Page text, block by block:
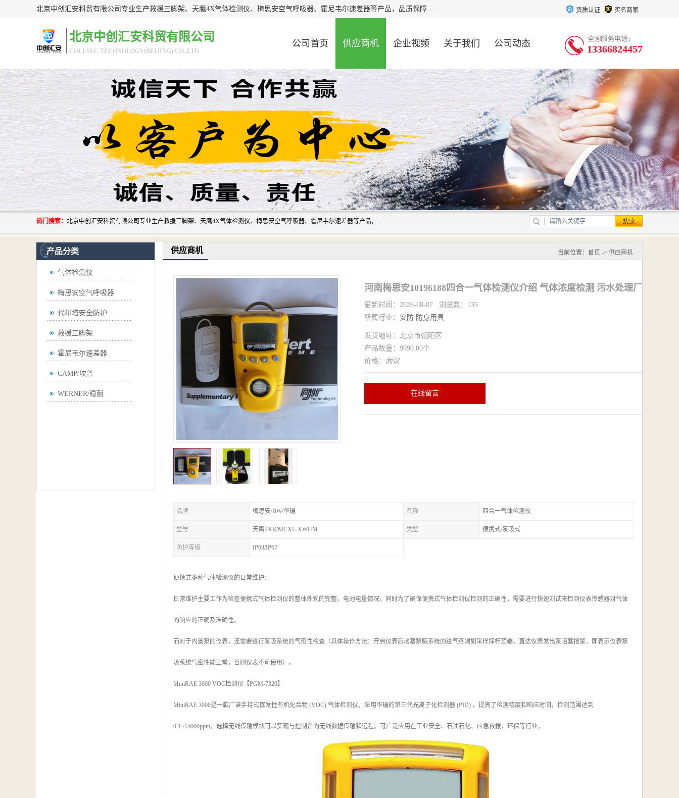
北京中创汇安科贸有限公司专业生产救援三脚架、天鹰4X气体检测仪、梅思安空气呼吸器、霍尼韦尔速差器等产品，品质保障，价格合理，欢迎在线致电咨询。 资质认证 实名商家
北京中创汇安科贸有限公司
COLLSEC TECHNOLOGY(BEIJING) CO.,LTD
公司首页 供应商机 企业视频 关于我们 公司动态 13366824457
热门搜索： 北京中创汇安科贸有限公司专业生产救援三脚架、天鹰4X气体检测仪、梅思安空气呼吸器、霍尼韦尔速差器等产品，品质保障，价格合理，欢迎在线致电咨询。
产品分类
气体检测仪
梅思安空气呼吸器
代尔塔安全防护
救援三脚架
霍尼韦尔速差器
CAMP/坎普
WERNER/稳耐
供应商机 当前位置： 首页 -> 供应商机
河南梅思安10196188四合一气体检测仪介绍 气体浓度检测 污水处理厂
更新时间：2026-08-07 浏览数：135
所属行业： 安防 防身用具
发货地址：北京市朝阳区
产品数量：9999.00个
价格： 面议
在线留言
品牌 梅思安/BW/华瑞 名称 四合一气体检测仪
型号 天鹰4XR/MCXL-XWHM 类型 便携式/泵吸式
防护等级 IP68/IP67
便携式多种气体检测仪的日常维护：
日常维护主要工作为检查便携式气体检测仪的整体外观的完整，电池电量情况。同时为了确保便携式气体检测仪检测的正确性，需要进行快速测试来检测仪表传感器对气体
的响应的正确及准确性。
而对于内置泵的仪表，还需要进行泵吸系统的气密性检查（具体操作方法：开启仪表后堵塞泵吸系统的进气终端如采样探杆顶端，直达仪表发出泵阻塞报警，即表示仪表泵
吸系统气密性能正常，否则仪表不可使用）。
MiniRAE 3000 VOC检测仪【PGM-7320】
MiniRAE 3000是一款广谱手持式挥发性有机化合物 (VOC) 气体检测仪，采用华瑞的第三代光离子化检测器 (PID) ，提高了检测精度和响应时间，检测范围达到
0.1~15000ppm，选择无线传输模块可以实现与控制台的无线数据传输和远程。可广泛应用在工业安全、石油石化、应急救援、环保等行业。